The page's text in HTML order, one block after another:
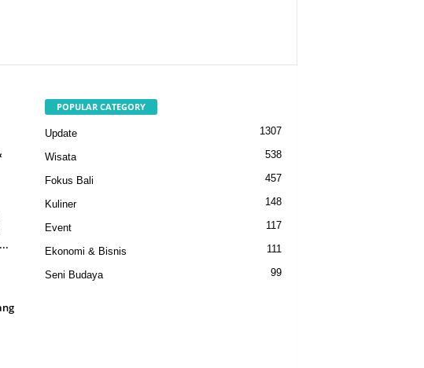
POPULAR CATEGORY
Update 1307
Wisata 538
Fokus Bali 457
Kuliner 148
Event 117
Ekonomi & Bisnis 111
Seni Budaya 99